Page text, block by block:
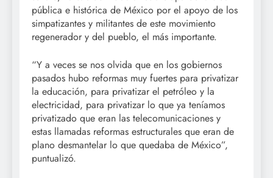
pública e histórica de México por el apoyo de los
simpatizantes y militantes de este movimiento
regenerador y del pueblo, el más importante.
“Y a veces se nos olvida que en los gobiernos
pasados hubo reformas muy fuertes para privatizar
la educación, para privatizar el petróleo y la
electricidad, para privatizar lo que ya teníamos
privatizado que eran las telecomunicaciones y
estas llamadas reformas estructurales que eran de
plano desmantelar lo que quedaba de México”,
puntualizó.